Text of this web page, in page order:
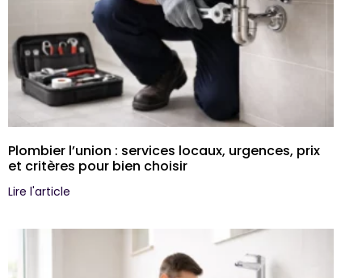
Plombier l’union : services locaux, urgences, prix
et critères pour bien choisir
Lire l'article